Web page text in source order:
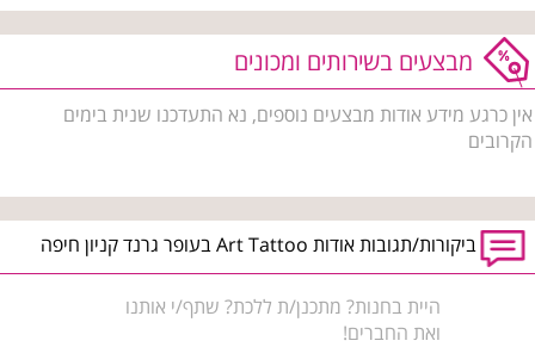
מבצעים בשירותים ומכונים
אין כרגע מידע אודות מבצעים נוספים, נא התעדכנו שנית בימים
הקרובים
ביקורות/תגובות אודות Art Tattoo בעופר גרנד קניון חיפה
היית בחנות? מתכנן/ת ללכת? שתף/י אותנו
ואת החברים!